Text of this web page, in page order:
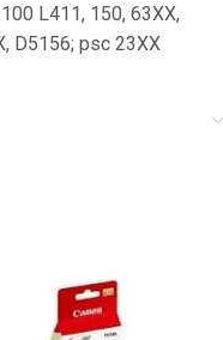
L411, 150, 63XX,
D5156; psc 23XX